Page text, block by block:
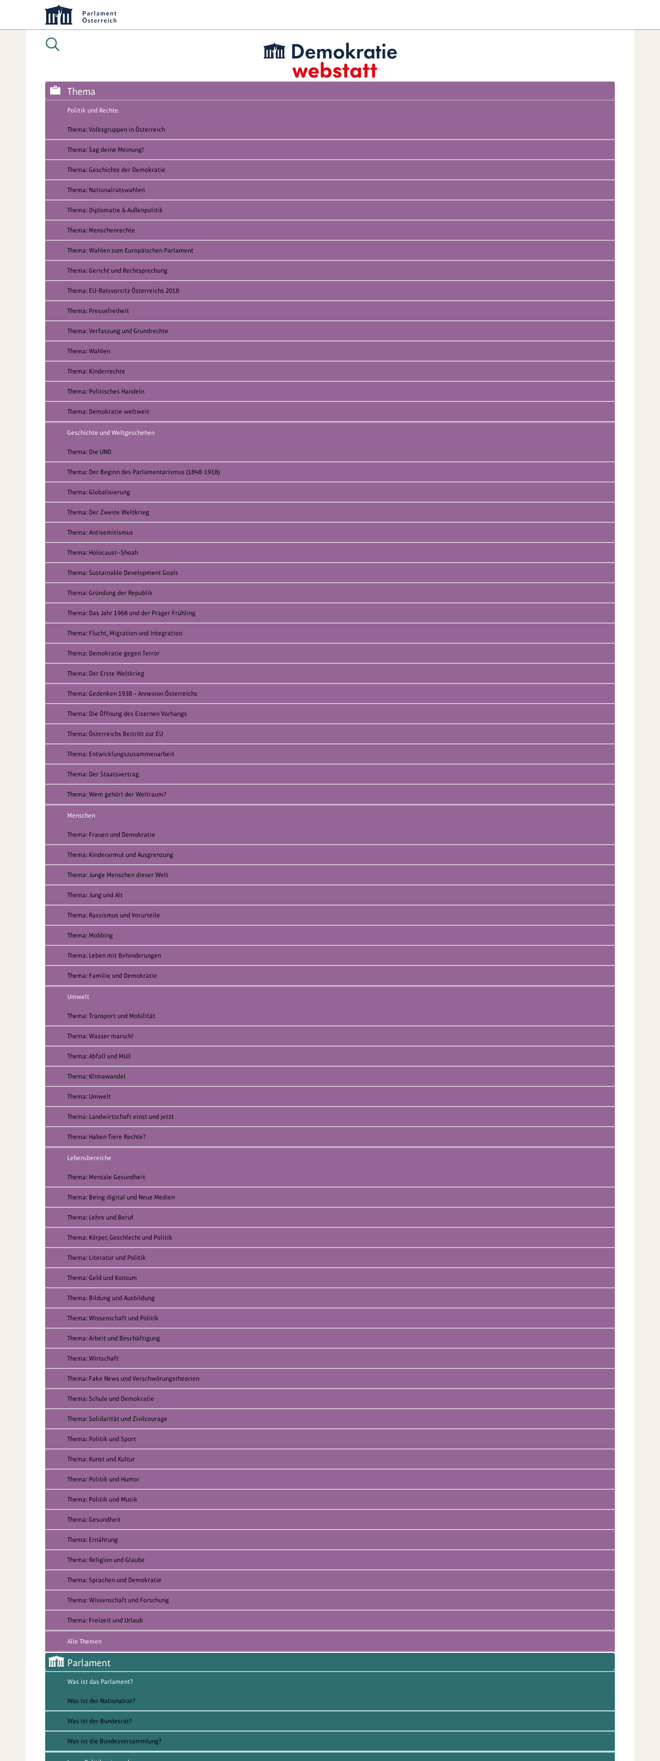
Thema
Politik und Rechte
Thema: Volksgruppen in Österreich
Thema: Sag deine Meinung!
Thema: Geschichte der Demokratie
Thema: Nationalratswahlen
Thema: Diplomatie & Außenpolitik
Thema: Menschenrechte
Thema: Wahlen zum Europäischen Parlament
Thema: Gericht und Rechtsprechung
Thema: EU-Ratsvorsitz Österreichs 2018
Thema: Pressefreiheit
Thema: Verfassung und Grundrechte
Thema: Wahlen
Thema: Kinderrechte
Thema: Politisches Handeln
Thema: Demokratie weltweit
Geschichte und Weltgeschehen
Thema: Die UNO
Thema: Der Beginn des Parlamentarismus (1848-1918)
Thema: Globalisierung
Thema: Der Zweite Weltkrieg
Thema: Antisemitismus
Thema: Holocaust—Shoah
Thema: Sustainable Development Goals
Thema: Gründung der Republik
Thema: Das Jahr 1968 und der Prager Frühling
Thema: Flucht, Migration und Integration
Thema: Demokratie gegen Terror
Thema: Der Erste Weltkrieg
Thema: Gedenken 1938 – Annexion Österreichs
Thema: Die Öffnung des Eisernen Vorhangs
Thema: Österreichs Beitritt zur EU
Thema: Entwicklungszusammenarbeit
Thema: Der Staatsvertrag
Thema: Wem gehört der Weltraum?
Menschen
Thema: Frauen und Demokratie
Thema: Kinderarmut und Ausgrenzung
Thema: Junge Menschen dieser Welt
Thema: Jung und Alt
Thema: Rassismus und Vorurteile
Thema: Mobbing
Thema: Leben mit Behinderungen
Thema: Familie und Demokratie
Umwelt
Thema: Transport und Mobilität
Thema: Wasser marsch!
Thema: Abfall und Müll
Thema: Klimawandel
Thema: Umwelt
Thema: Landwirtschaft einst und jetzt
Thema: Haben Tiere Rechte?
Lebensbereiche
Thema: Mentale Gesundheit
Thema: Being digital und Neue Medien
Thema: Lehre und Beruf
Thema: Körper, Geschlecht und Politik
Thema: Literatur und Politik
Thema: Geld und Konsum
Thema: Bildung und Ausbildung
Thema: Wissenschaft und Politik
Thema: Arbeit und Beschäftigung
Thema: Wirtschaft
Thema: Fake News und Verschwörungstheorien
Thema: Schule und Demokratie
Thema: Solidarität und Zivilcourage
Thema: Politik und Sport
Thema: Kunst und Kultur
Thema: Politik und Humor
Thema: Politik und Musik
Thema: Gesundheit
Thema: Ernährung
Thema: Religion und Glaube
Thema: Sprachen und Demokratie
Thema: Wissenschaft und Forschung
Thema: Freizeit und Urlaub
Alle Themen
Parlament
Was ist das Parlament?
Was ist der Nationalrat?
Was ist der Bundesrat?
Was ist die Bundesversammlung?